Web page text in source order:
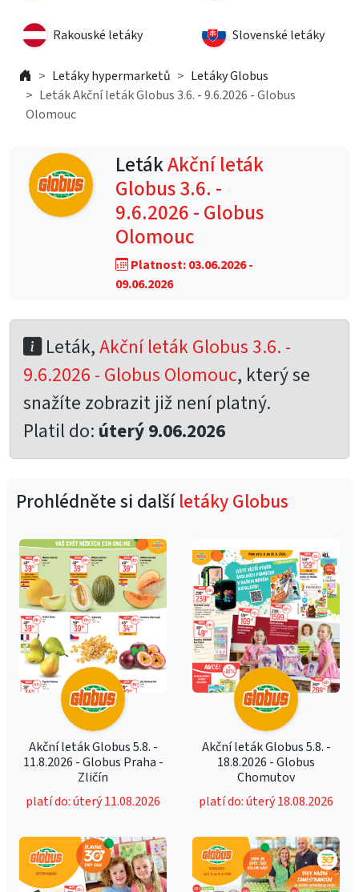
Rakouské letáky Slovenské letáky
Letáky hypermarketů
Letáky Globus
Leták Akční leták Globus 3.6. - 9.6.2026 - Globus
Olomouc
LetákAkční leták
Globus 3.6. -
9.6.2026 - Globus
Olomouc
Platnost: 03.06.2026 -
09.06.2026
Leták,Akční leták Globus 3.6. -
9.6.2026 - Globus Olomouc, který se
snažíte zobrazit již není platný.
Platil do: úterý 9.06.2026
Prohlédněte si dalšíletáky Globus
Akční leták Globus 5.8. -
11.8.2026 - Globus Praha -
Zličín
platí do: úterý 11.08.2026
Akční leták Globus 5.8. -
18.8.2026 - Globus
Chomutov
platí do: úterý 18.08.2026